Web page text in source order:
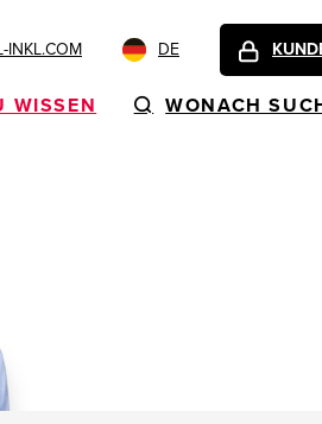
INKL.COM DE
WISSEN WONACH